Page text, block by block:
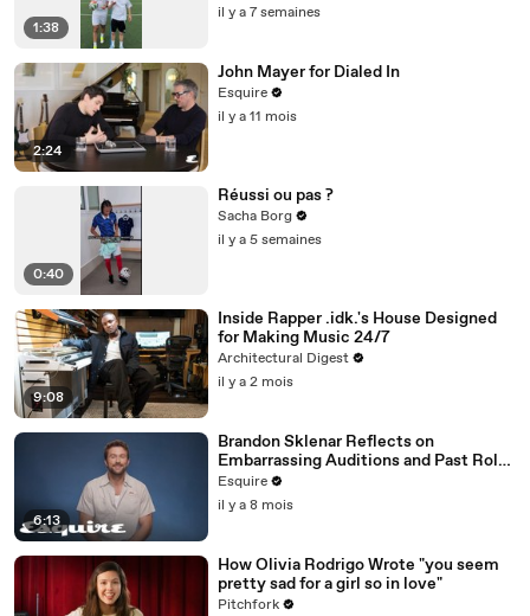
1:38
il y a 7 semaines
2:24
John Mayer for Dialed In
Esquire
il y a 11 mois
0:40
Réussi ou pas ?
Sacha Borg
il y a 5 semaines
9:08
Inside Rapper .idk.'s House Designed
for Making Music 24/7
Architectural Digest
il y a 2 mois
6:13
Brandon Sklenar Reflects on
Embarrassing Auditions and Past Roles
| How I Got Here | Esquire
Esquire
il y a 8 mois
How Olivia Rodrigo Wrote "you seem
pretty sad for a girl so in love"
Pitchfork